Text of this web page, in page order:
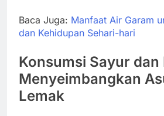
Baca Juga: Manfaat Air Garam
dan Kehidupan Sehari-hari
Konsumsi Sayur
Menyeimbangkan
Lemak